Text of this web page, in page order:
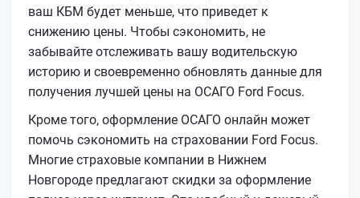
ваш КБМ будет меньше, что приведет к
снижению цены. Чтобы сэкономить, не
забывайте отслеживать вашу водительскую
историю и своевременно обновлять данные для
получения лучшей цены на ОСАГО Ford Focus.
Кроме того, оформление ОСАГО онлайн может
помочь сэкономить на страховании Ford Focus.
Многие страховые компании в Нижнем
Новгороде предлагают скидки за оформление